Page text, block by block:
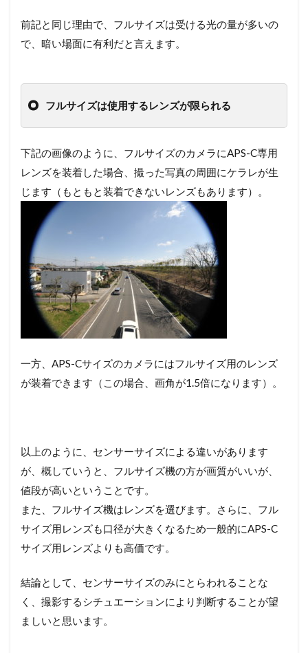
前記と同じ理由で、フルサイズは受ける光の量が多いの
で、暗い場面に有利だと言えます。
フルサイズは使用するレンズが限られる
下記の画像のように、フルサイズのカメラにAPS-C専用
レンズを装着した場合、撮った写真の周囲にケラレが生
じます（もともと装着できないレンズもあります）。
一方、APS-Cサイズのカメラにはフルサイズ用のレンズ
が装着できます（この場合、画角が1.5倍になります）。
以上のように、センサーサイズによる違いがあります
が、概していうと、フルサイズ機の方が画質がいいが、
値段が高いということです。
また、フルサイズ機はレンズを選びます。さらに、フル
サイズ用レンズも口径が大きくなるため一般的にAPS-C
サイズ用レンズよりも高価です。
結論として、センサーサイズのみにとらわれることな
く、撮影するシチュエーションにより判断することが望
ましいと思います。